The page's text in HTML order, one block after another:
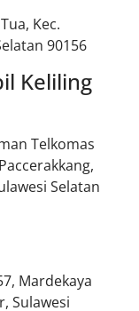
Kec.
90156
Keliling
Telkomas
Selatan
Mardekaya
Sulawesi